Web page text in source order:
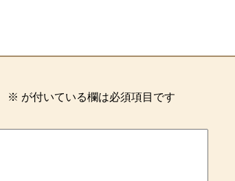
※ が付いている欄は必須項目です